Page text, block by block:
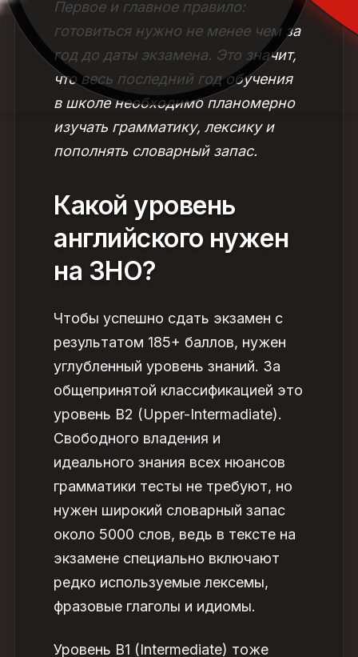
Первое и главное правило:
готовиться нужно не менее чем за
год до даты экзамена. Это значит,
что весь последний год обучения
в школе необходимо планомерно
изучать грамматику, лексику и
пополнять словарный запас.
Какой уровень
английского нужен
на ЗНО?
Чтобы успешно сдать экзамен с
результатом 185+ баллов, нужен
углубленный уровень знаний. За
общепринятой классификацией это
уровень B2 (Upper-Intermadiate).
Свободного владения и
идеального знания всех нюансов
грамматики тесты не требуют, но
нужен широкий словарный запас
около 5000 слов, ведь в тексте на
экзамене специально включают
редко используемые лексемы,
фразовые глаголы и идиомы.
Уровень B1 (Intermediate) тоже